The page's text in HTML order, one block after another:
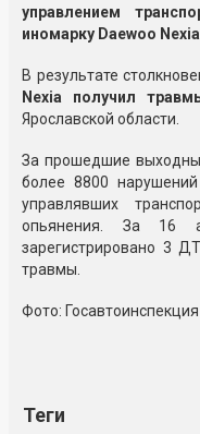
управлением
иномарку Daewoo
В результате
Nexia получил
Ярославской области.
За прошедшие
более 8800
управлявших
опьянения. За 16
зарегистрировано 3
травмы.
Фото:
Теги